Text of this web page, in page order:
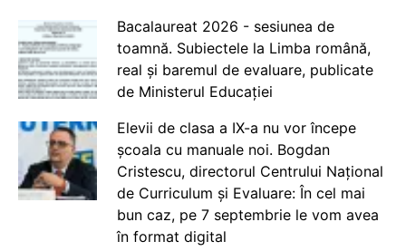
Bacalaureat 2026 - sesiunea de
toamnă. Subiectele la Limba română,
real și baremul de evaluare, publicate
de Ministerul Educației
Elevii de clasa a IX-a nu vor începe
școala cu manuale noi. Bogdan
Cristescu, directorul Centrului Național
de Curriculum și Evaluare: În cel mai
bun caz, pe 7 septembrie le vom avea
în format digital